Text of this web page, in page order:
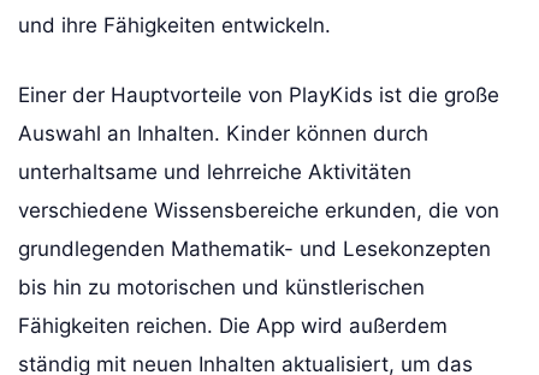
und ihre Fähigkeiten entwickeln.
Einer der Hauptvorteile von PlayKids ist die große
Auswahl an Inhalten. Kinder können durch
unterhaltsame und lehrreiche Aktivitäten
verschiedene Wissensbereiche erkunden, die von
grundlegenden Mathematik- und Lesekonzepten
bis hin zu motorischen und künstlerischen
Fähigkeiten reichen. Die App wird außerdem
ständig mit neuen Inhalten aktualisiert, um das